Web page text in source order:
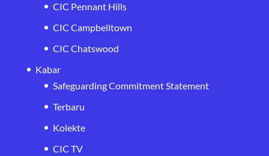
CIC Pennant Hills
CIC Campbelltown
CIC Chatswood
Kabar
Safeguarding Commitment Statement
Terbaru
Kolekte
CIC TV